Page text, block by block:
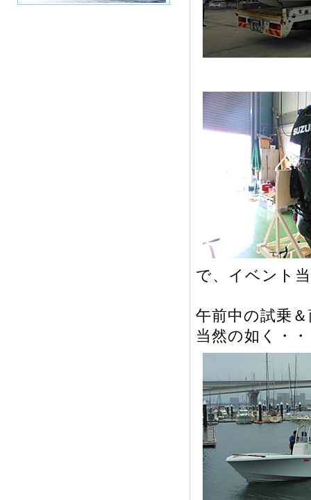
で、イベント
午前中の試乗
当然の如く・